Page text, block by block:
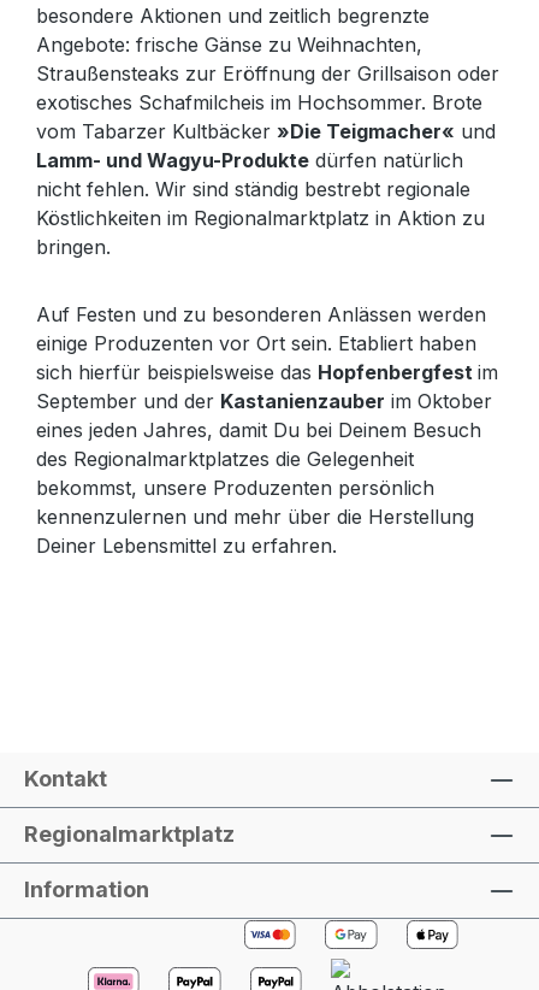
besondere Aktionen und zeitlich begrenzte
Angebote: frische Gänse zu Weihnachten,
Straußensteaks zur Eröffnung der Grillsaison oder
exotisches Schafmilcheis im Hochsommer. Brote
vom Tabarzer Kultbäcker »Die Teigmacher« und
Lamm- und Wagyu-Produkte dürfen natürlich
nicht fehlen. Wir sind ständig bestrebt regionale
Köstlichkeiten im Regionalmarktplatz in Aktion zu
bringen.
Auf Festen und zu besonderen Anlässen werden
einige Produzenten vor Ort sein. Etabliert haben
sich hierfür beispielsweise das Hopfenbergfest im
September und der Kastanienzauber im Oktober
eines jeden Jahres, damit Du bei Deinem Besuch
des Regionalmarktplatzes die Gelegenheit
bekommst, unsere Produzenten persönlich
kennenzulernen und mehr über die Herstellung
Deiner Lebensmittel zu erfahren.
Kontakt
Regionalmarktplatz
Information